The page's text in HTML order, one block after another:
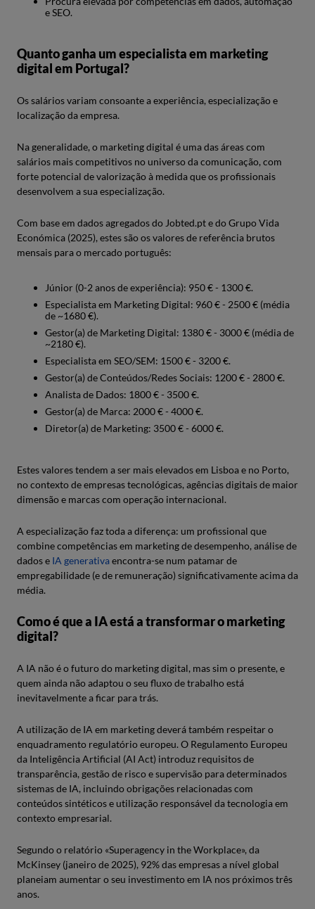
e SEO.
Quanto ganha um especialista em marketing
digital em Portugal?
Os salários variam consoante a experiência, especialização e
localização da empresa.
Na generalidade, o marketing digital é uma das áreas com
salários mais competitivos no universo da comunicação, com
forte potencial de valorização à medida que os profissionais
desenvolvem a sua especialização.
Com base em dados agregados do Jobted.pt e do Grupo Vida
Económica (2025), estes são os valores de referência brutos
mensais para o mercado português:
Júnior (0-2 anos de experiência): 950 € - 1300 €.
Especialista em Marketing Digital: 960 € - 2500 € (média
de ~1680 €).
Gestor(a) de Marketing Digital: 1380 € - 3000 € (média de
~2180 €).
Especialista em SEO/SEM: 1500 € - 3200 €.
Gestor(a) de Conteúdos/Redes Sociais: 1200 € - 2800 €.
Analista de Dados: 1800 € - 3500 €.
Gestor(a) de Marca: 2000 € - 4000 €.
Diretor(a) de Marketing: 3500 € - 6000 €.
Estes valores tendem a ser mais elevados em Lisboa e no Porto,
no contexto de empresas tecnológicas, agências digitais de maior
dimensão e marcas com operação internacional.
A especialização faz toda a diferença: um profissional que
combine competências em marketing de desempenho, análise de
dados e IA generativaencontra-se num patamar de
empregabilidade (e de remuneração) significativamente acima da
média.
Como é que a IA está a transformar o marketing
digital?
A IA não é o futuro do marketing digital, mas sim o presente, e
quem ainda não adaptou o seu fluxo de trabalho está
inevitavelmente a ficar para trás.
A utilização de IA em marketing deverá também respeitar o
enquadramento regulatório europeu. O Regulamento Europeu
da Inteligência Artificial (AI Act) introduz requisitos de
transparência, gestão de risco e supervisão para determinados
sistemas de IA, incluindo obrigações relacionadas com
conteúdos sintéticos e utilização responsável da tecnologia em
contexto empresarial.
Segundo o relatório «Superagency in the Workplace», da
McKinsey (janeiro de 2025), 92% das empresas a nível global
planeiam aumentar o seu investimento em IA nos próximos três
anos.